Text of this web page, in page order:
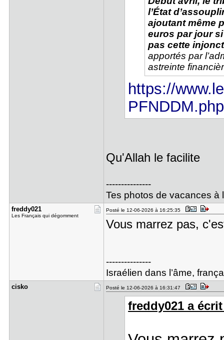
l’État
ajoutant même
euros par jour
pas cette
apportés par
astreinte
https://
PFNDDM.php
Qu'Allah le facilite
---------------
Tes photos de vacances à
freddy021
Les Français qui dégomment
Posté le 12-06-2026 à 16:25:35
Vous marrez pas,
---------------
Israélien dans l’âme,
cisko Posté le 12-06-2026 à 16:31:47
freddy021 a